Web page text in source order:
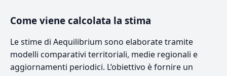
Come viene calcolata la stima
Le stime di Aequilibrium sono elaborate tramite
modelli comparativi territoriali, medie regionali e
aggiornamenti periodici. L’obiettivo è fornire un